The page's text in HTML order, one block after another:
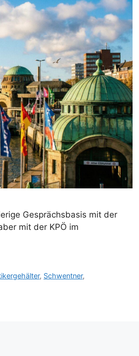
Gesprächsbasis mit der
mit der KPÖ im
, Schwentner,